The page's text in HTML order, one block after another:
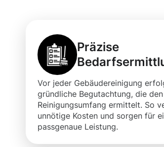
Präzise
Vor jeder Gebäudereinigung
gründliche Begutachtung, die
Reinigungsumfang ermittelt. So
unnötige Kosten und sorgen für
passgenaue Leistung.